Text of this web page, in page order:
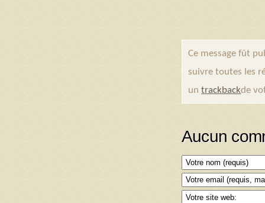
Ce message fût
suivre toutes les
untrackbackde
Aucun